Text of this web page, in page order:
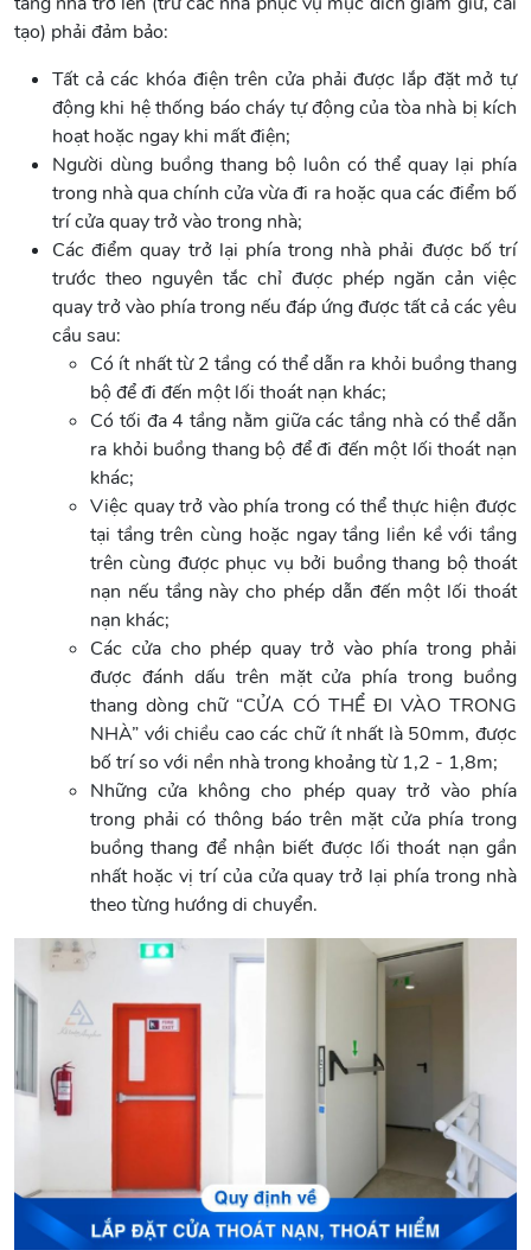
tạo) phải đảm bảo:
Tất cả các khóa điện trên cửa phải được lắp đặt mở tự
động khi hệ thống báo cháy tự động của tòa nhà bị kích
hoạt hoặc ngay khi mất điện;
Người dùng buồng thang bộ luôn có thể quay lại phía
trong nhà qua chính cửa vừa đi ra hoặc qua các điểm bố
trí cửa quay trở vào trong nhà;
Các điểm quay trở lại phía trong nhà phải được bố trí
trước theo nguyên tắc chỉ được phép ngăn cản việc
quay trở vào phía trong nếu đáp ứng được tất cả các yêu
cầu sau:
Có ít nhất từ 2 tầng có thể dẫn ra khỏi buồng thang
bộ để đi đến một lối thoát nạn khác;
Có tối đa 4 tầng nằm giữa các tầng nhà có thể dẫn
ra khỏi buồng thang bộ để đi đến một lối thoát nạn
khác;
Việc quay trở vào phía trong có thể thực hiện được
tại tầng trên cùng hoặc ngay tầng liền kề với tầng
trên cùng được phục vụ bởi buồng thang bộ thoát
nạn nếu tầng này cho phép dẫn đến một lối thoát
nạn khác;
Các cửa cho phép quay trở vào phía trong phải
được đánh dấu trên mặt cửa phía trong buồng
thang dòng chữ “CỬA CÓ THỂ ĐI VÀO TRONG
NHÀ” với chiều cao các chữ ít nhất là 50mm, được
bố trí so với nền nhà trong khoảng từ 1,2 - 1,8m;
Những cửa không cho phép quay trở vào phía
trong phải có thông báo trên mặt cửa phía trong
buồng thang để nhận biết được lối thoát nạn gần
nhất hoặc vị trí của cửa quay trở lại phía trong nhà
theo từng hướng di chuyển.